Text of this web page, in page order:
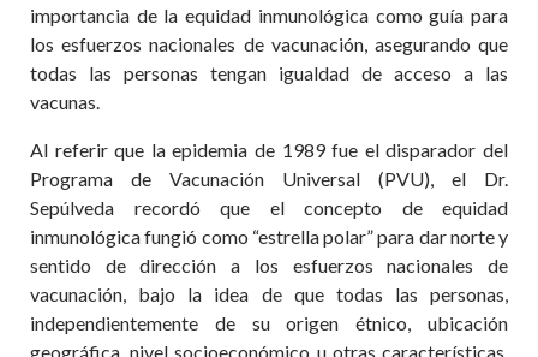
importancia de la equidad inmunológica como guía para
los esfuerzos nacionales de vacunación, asegurando que
todas las personas tengan igualdad de acceso a las
vacunas.
Al referir que la epidemia de 1989 fue el disparador del
Programa de Vacunación Universal (PVU), el Dr.
Sepúlveda recordó que el concepto de equidad
inmunológica fungió como “estrella polar” para dar norte y
sentido de dirección a los esfuerzos nacionales de
vacunación, bajo la idea de que todas las personas,
independientemente de su origen étnico, ubicación
geográfica, nivel socioeconómico u otras características,